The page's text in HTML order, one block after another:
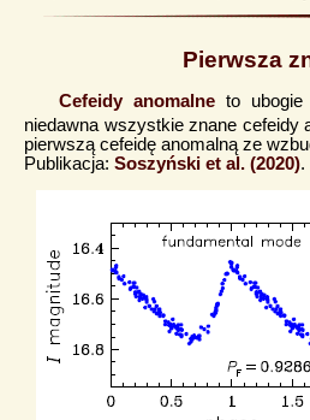
Pierwsza
Cefeidy anomalne to
niedawna wszystkie znane cefeidy
pierwszą cefeidę anomalną ze
Publikacja: Soszyński et al. (2020).